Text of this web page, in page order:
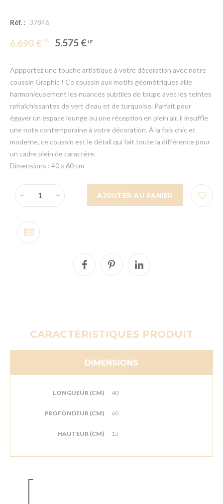
Réf. : 37846
6.690 € 5.575 €
Appportez une touche artistique à votre décoration avec notre
coussin Graphic ! Ce coussin aux motifs géométriques allie
harmonieusement les nuances subtiles de taupe avec les teintes
rafraîchissantes de vert d’eau et de turquoise. Parfait pour
égayer un espace lounge ou une réception en plein air, il insuffle
une note contemporaine à votre décoration. À la fois chic et
moderne, ce coussin est le détail qui fait toute la différence pour
un cadre plein de caractère.
Dimensions : 40 x 60 cm
AJOUTER AU PANIER
CARACTÉRISTIQUES PRODUIT
DIMENSIONS
LONGUEUR (CM) 40
PROFONDEUR (CM) 60
HAUTEUR (CM) 15